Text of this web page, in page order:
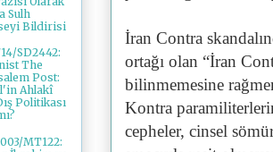
İran Contra
ortağı olan “İran
bilinmemesine
Kontra
cepheler, cinsel
Sulh
Bildirisi
SD2442:
The
Post:
Ahlakî
Politikası
MT122: